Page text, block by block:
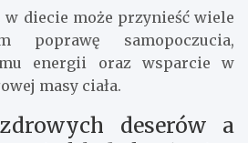
do deserów, możemy
spożycie cukru, który jest
winowajców problemów
białego cukru, warto sięgnąć
które dostarczą nam nie tylko